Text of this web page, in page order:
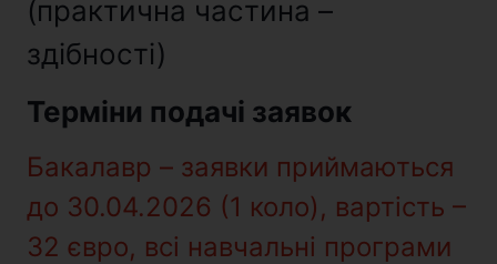
(практична частина –
здібності)
Терміни подачі заявок
Бакалавр – заявки приймаються
до 30.04.2026 (1 коло), вартість –
32 євро, всі навчальні програми